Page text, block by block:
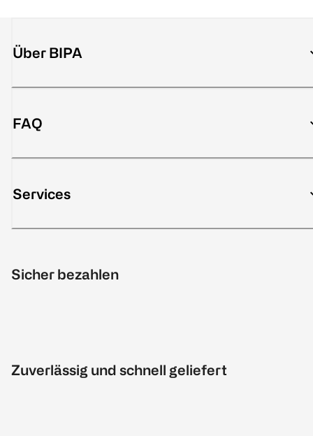
Über BIPA
FAQ
Services
Sicher bezahlen
Zuverlässig und schnell geliefert